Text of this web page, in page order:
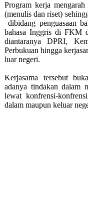
Program kerja
(menulis dan riset)
dibidang penguasaan
bahasa Inggris di FKM
diantaranya DPRI,
Perbukuan hingga
luar negeri.
Kerjasama tersebut
adanya tindakan dalam
lewat konfrensi-
dalam maupun keluar